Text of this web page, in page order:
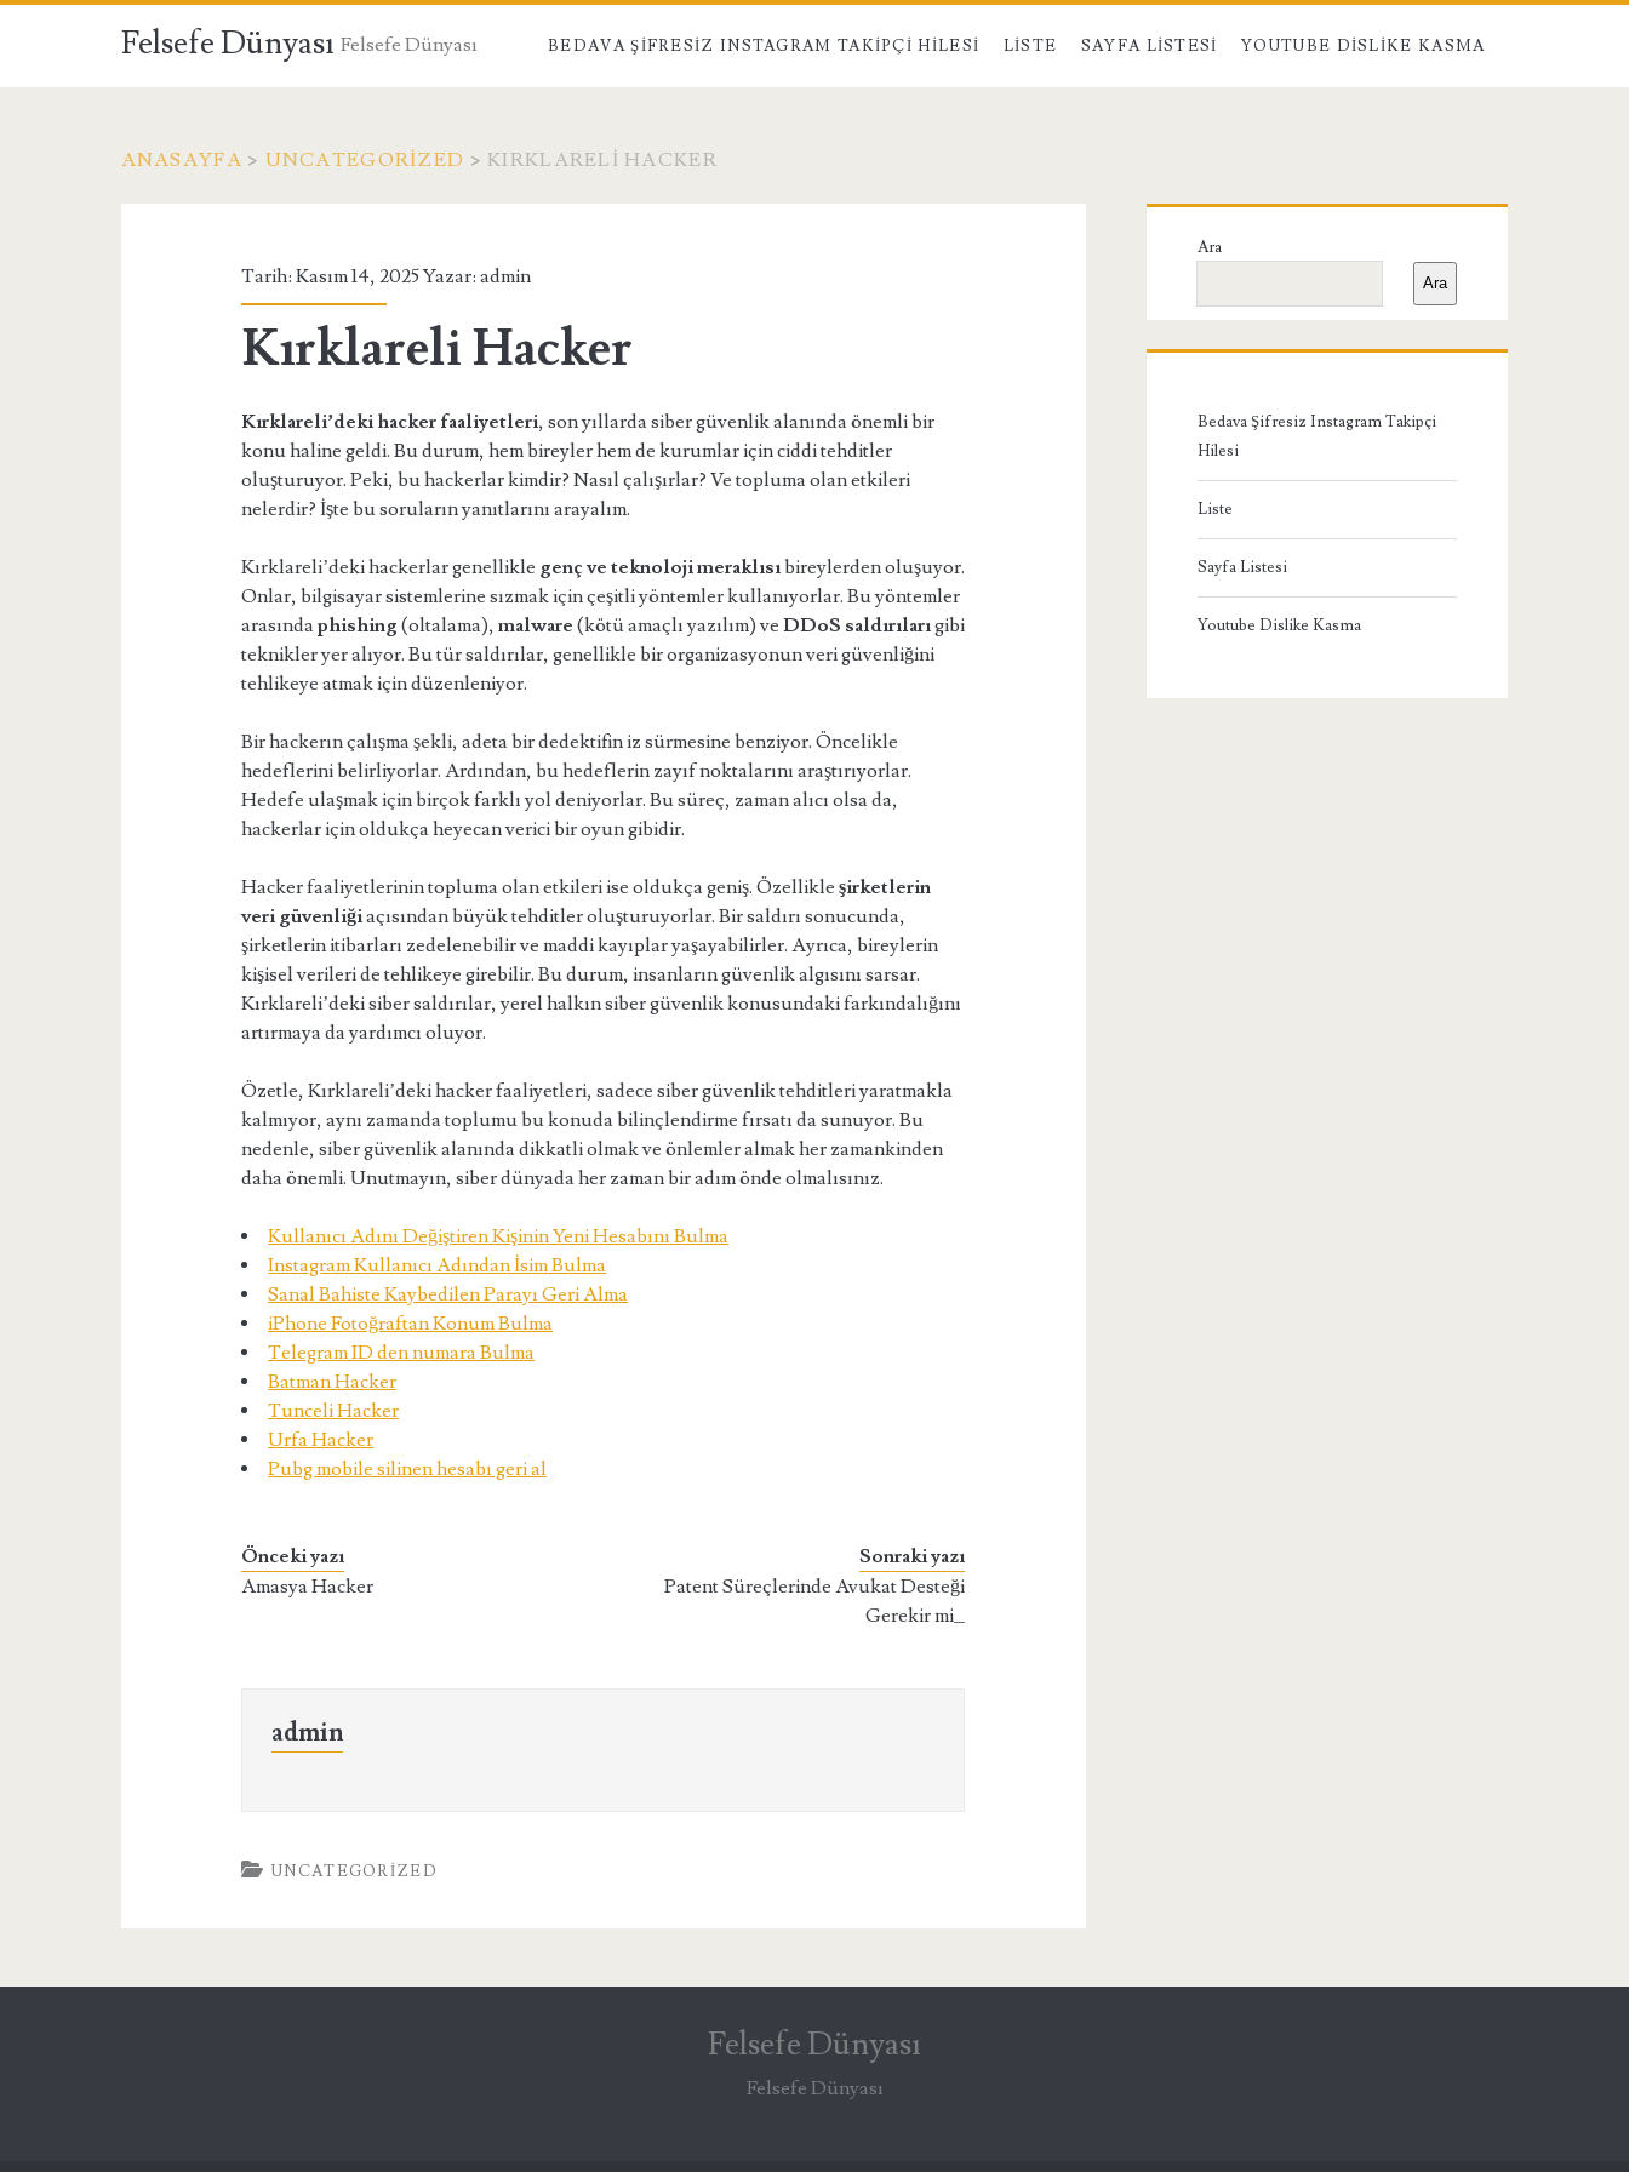
Felsefe Dünyası Felsefe Dünyası BEDAVA ŞIFRESIZ INSTAGRAM TAKIPÇI HILESI LISTE SAYFA LISTESI YOUTUBE DISLIKE KASMA
ANASAYFA > UNCATEGORIZED > KIRKLARELI HACKER
Tarih: Kasım 14, 2025 Yazar:admin
Kırklareli Hacker
Kırklareli’deki hacker faaliyetleri, son yıllarda siber güvenlik alanında önemli bir
konu haline geldi. Bu durum, hem bireyler hem de kurumlar için ciddi tehditler
oluşturuyor. Peki, bu hackerlar kimdir? Nasıl çalışırlar? Ve topluma olan etkileri
nelerdir? İşte bu soruların yanıtlarını arayalım.
Kırklareli’deki hackerlar genellikle genç ve teknoloji meraklısıbireylerden oluşuyor.
Onlar, bilgisayar sistemlerine sızmak için çeşitli yöntemler kullanıyorlar. Bu yöntemler
arasındaphishing (oltalama),malware (kötü amaçlı yazılım) veDDoS saldırılarıgibi
teknikler yer alıyor. Bu tür saldırılar, genellikle bir organizasyonun veri güvenliğini
tehlikeye atmak için düzenleniyor.
Bir hackerın çalışma şekli, adeta bir dedektifin iz sürmesine benziyor. Öncelikle
hedeflerini belirliyorlar. Ardından, bu hedeflerin zayıf noktalarını araştırıyorlar.
Hedefe ulaşmak için birçok farklı yol deniyorlar. Bu süreç, zaman alıcı olsa da,
hackerlar için oldukça heyecan verici bir oyun gibidir.
Hacker faaliyetlerinin topluma olan etkileri ise oldukça geniş. Özellikleşirketlerin
veri güvenliğiaçısından büyük tehditler oluşturuyorlar. Bir saldırı sonucunda,
şirketlerin itibarları zedelenebilir ve maddi kayıplar yaşayabilirler. Ayrıca, bireylerin
kişisel verileri de tehlikeye girebilir. Bu durum, insanların güvenlik algısını sarsar.
Kırklareli’deki siber saldırılar, yerel halkın siber güvenlik konusundaki farkındalığını
artırmaya da yardımcı oluyor.
Özetle, Kırklareli’deki hacker faaliyetleri, sadece siber güvenlik tehditleri yaratmakla
kalmıyor, aynı zamanda toplumu bu konuda bilinçlendirme fırsatı da sunuyor. Bu
nedenle, siber güvenlik alanında dikkatli olmak ve önlemler almak her zamankinden
daha önemli. Unutmayın, siber dünyada her zaman bir adım önde olmalısınız.
Kullanıcı Adını Değiştiren Kişinin Yeni Hesabını Bulma
Instagram Kullanıcı Adından İsim Bulma
Sanal Bahiste Kaybedilen Parayı Geri Alma
iPhone Fotoğraftan Konum Bulma
Telegram ID den numara Bulma
Batman Hacker
Tunceli Hacker
Urfa Hacker
Pubg mobile silinen hesabı geri al
Önceki yazı
Amasya Hacker
Sonraki yazı
Patent Süreçlerinde Avukat Desteği
Gerekir mi_
admin
UNCATEGORIZED
Birincil
Yan
Menü
Ara
Ara
Bedava Şifresiz Instagram Takipçi
Hilesi
Liste
Sayfa Listesi
Youtube Dislike Kasma
Felsefe Dünyası
Felsefe Dünyası